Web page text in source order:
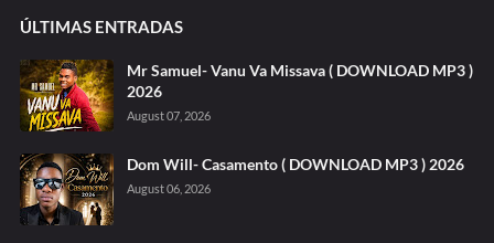
ÚLTIMAS ENTRADAS
Mr Samuel- Vanu Va Missava ( DOWNLOAD MP3 )
2026
August 07, 2026
Dom Will- Casamento ( DOWNLOAD MP3 ) 2026
August 06, 2026